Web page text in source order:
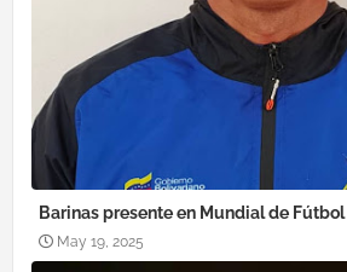
Barinas presente en Mundial de
May 19, 2025